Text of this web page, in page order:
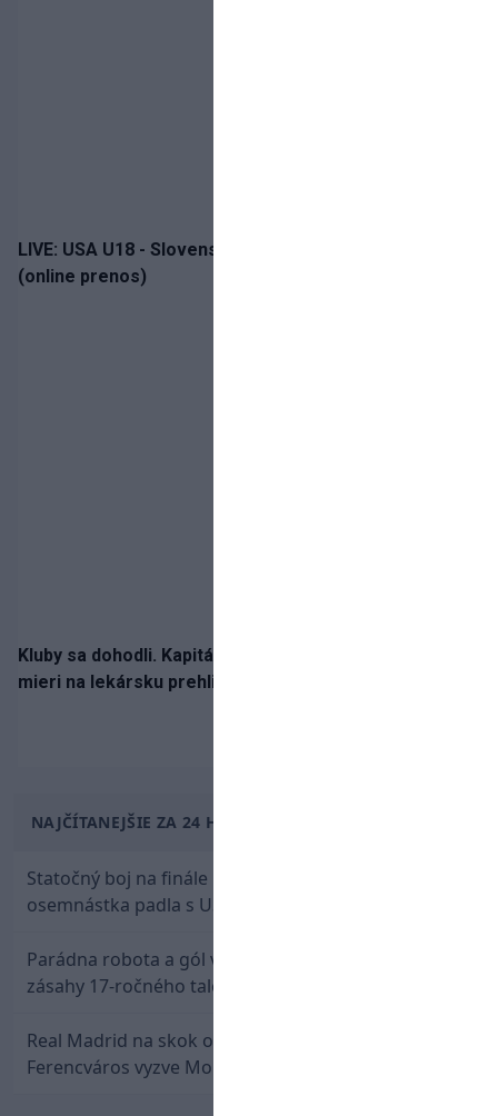
LIVE: USA U18 - Slovensko U18 / Hlinka-Gretzky Cup
(online prenos)
Kluby sa dohodli. Kapitán Sparty Praha Lukáš Haraslín
mieri na lekársku prehliadku
NAJČÍTANEJŠIE ZA 24 HODÍN
Statočný boj na finále nestačil: Slovenská
osemnástka padla s USA a zabojuje o bronz
Parádna robota a gól v oslabení! Pozrite si oba
zásahy 17-ročného talentu Rychlíka proti USA
Real Madrid na skok od Slovenska: Borbélyho
Ferencváros vyzve Mourinhove hviezdy